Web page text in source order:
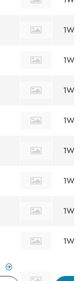
1W
1W
1W
1W
1W
1W
1W
1W